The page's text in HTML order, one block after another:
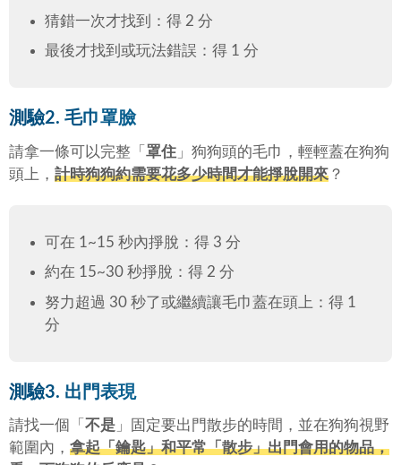
猜錯一次才找到：得 2 分
最後才找到或玩法錯誤：得 1 分
測驗2. 毛巾罩臉
請拿一條可以完整「 罩住 」狗狗頭的毛巾，輕輕蓋在狗狗
頭上， 計時狗狗約需要花多少時間才能掙脫開來 ？
可在 1~15 秒內掙脫：得 3 分
約在 15~30 秒掙脫：得 2 分
努力超過 30 秒了或繼續讓毛巾蓋在頭上：得 1
分
測驗3. 出門表現
請找一個「 不是 」固定要出門散步的時間，並在狗狗視野
範圍內， 拿起「鑰匙」和平常「散步」出門會用的物品，